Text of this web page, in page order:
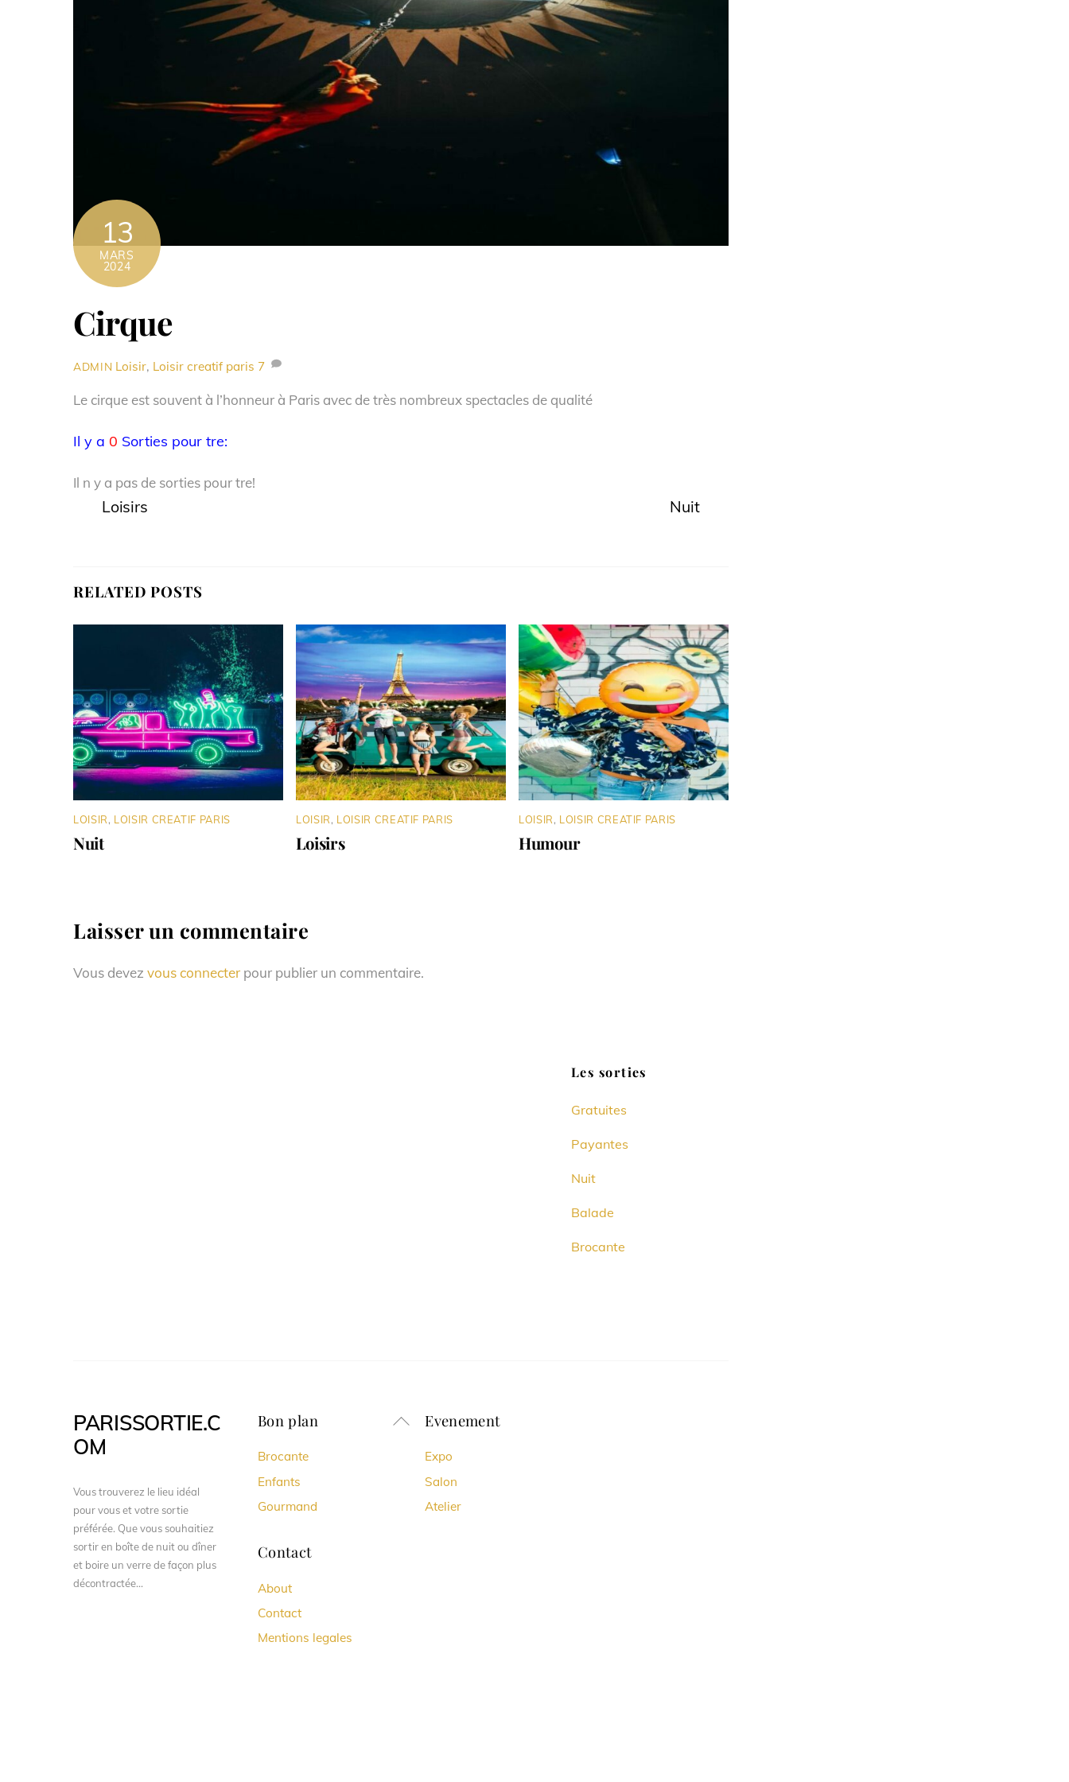
13
MARS
2024
Cirque
ADMIN Loisir, Loisir creatif paris 7
Le cirque est souvent à l’honneur à Paris avec de très nombreux spectacles de qualité
Il y a 0 Sorties pour tre:
Il n y a pas de sorties pour tre!
Loisirs Nuit
RELATED POSTS
LOISIR, LOISIR CREATIF PARIS
Nuit
LOISIR, LOISIR CREATIF PARIS
Loisirs
LOISIR, LOISIR CREATIF PARIS
Humour
Laisser un commentaire
Vous devez vous connecter pour publier un commentaire.
Les sorties
Gratuites
Payantes
Nuit
Balade
Brocante
Back
PARISSORTIE.C
OM
Vous trouverez le lieu idéal
pour vous et votre sortie
préférée. Que vous souhaitiez
sortir en boîte de nuit ou dîner
et boire un verre de façon plus
décontractée...
Bon plan
Brocante
Enfants
Gourmand
Evenement
Expo
Salon
Atelier
Contact
About
Contact
Mentions legales